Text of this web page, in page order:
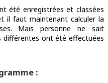
été enregistrées et classées
il faut maintenant calculer la
Mais personne ne sait
différentes ont été effectuées
: